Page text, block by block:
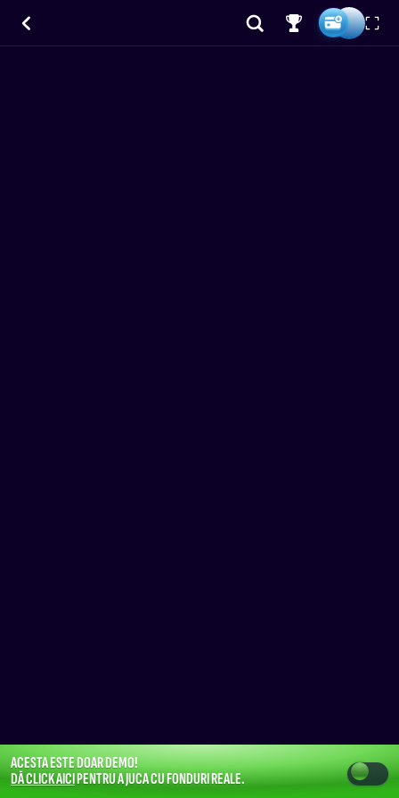
ACESTA ESTE DOAR DEMO!
DĂ CLICK AICIPENTRU A JUCA CU FONDURI REALE.